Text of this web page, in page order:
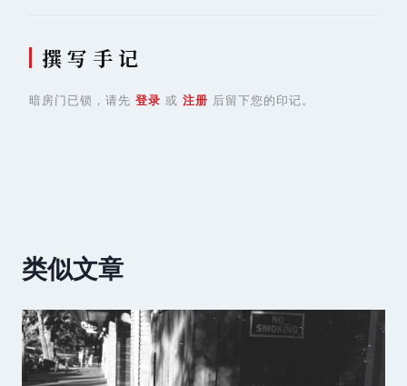
撰 写 手 记
暗房门已锁，请先 登录 或 注册 后留下您的印记。
类似文章